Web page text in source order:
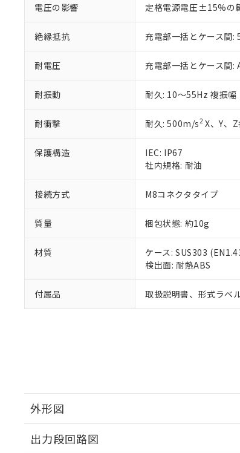
電圧の影響 定格電源電圧±15%の
絶縁抵抗 充電部一括とケース間:
耐電圧 充電部一括とケース間
耐振動 耐久: 10～55Hz 複振
耐衝撃 耐久: 500m/s2X、Y、
保護構造
IEC: IP67
社内規格: 耐油
接続方式 M8コネクタタイプ
質量 梱包状態: 約10g
材質
ケース: SUS303
検出面: 耐熱ABS
付属品 取扱説明書、形式ラベ
外形図
出力段回路図
いる
EU RoHS
51物質の
※本証明書
また、
既に当社
り割愛し